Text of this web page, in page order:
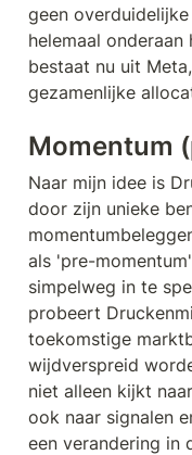
geen
helemaal
bestaat nu uit
gezamenlijke
Momentum
Naar mijn idee is
door zijn unieke
als 'pre-
simpelweg in te
probeert
toekomstige
wijdverspreid
niet alleen kijkt
ook naar signalen
een verandering in